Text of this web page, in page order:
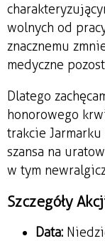
wolnych od
znacznemu
medyczne
Dlatego
honorowego
trakcie
szansa na
w tym
Szczegóły
Data: